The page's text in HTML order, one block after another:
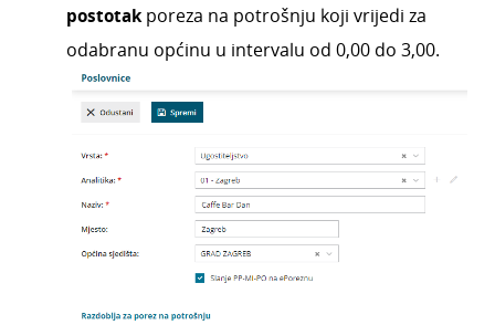
postotakporeza na potrošnju koji vrijedi za
odabranu općinu u intervalu od 0,00 do 3,00.